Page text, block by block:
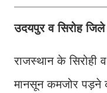
उदयपुर व सिरोह
राजस्थान के सिरोही
मानसून कमजोर पड़ने